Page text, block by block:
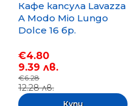
Кафе капсула Lavazza
A Modo Mio Lungo
Dolce 16 бр.
€4.80
9.39 лв.
€6.28
12.28 лв.